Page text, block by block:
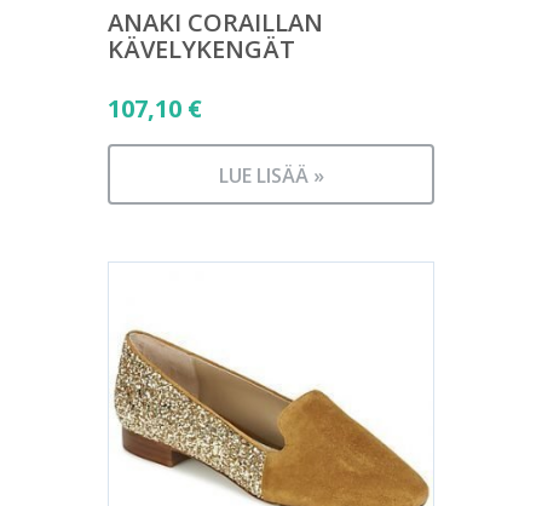
ANAKI CORAILLAN
KÄVELYKENGÄT
107,10 €
LUE LISÄÄ »